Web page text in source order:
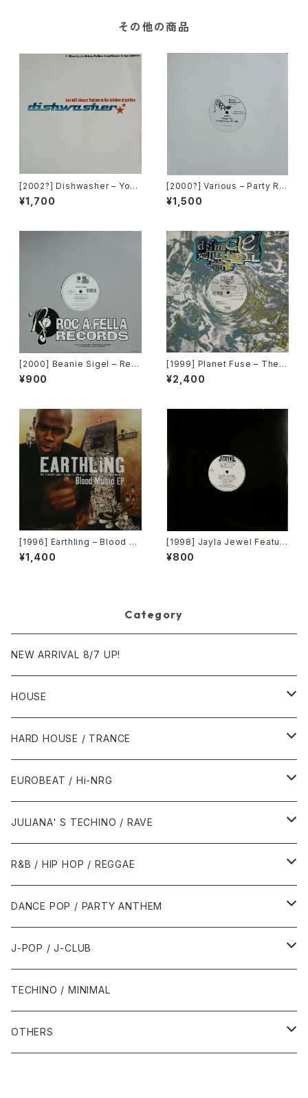
その他の商品
[2002?] Dishwasher – You
Will Always Find Me In The
Kitchen At Parties [Ka2 Mu
¥1,700
[2000?] Various – Party Re
mixers Volume 5 [OPR]
¥1,500
[2000] Beanie Sigel – Rem
ember Them Days / Raw &
Uncut [Roc-A-Fella Record
¥900
[1999] Planet Fuse – The R
eal Face [Dance Pollution]
¥2,400
[1996] Earthling – Blood M
usic EP [Cooltempo]
¥1,400
[1998] Jayla Jewel Featuri
ng Grand Puba – I Like Wh
at U Do To Me (Remix) [Str
¥800
Category
NEW ARRIVAL 8/7 UP!
HOUSE
1980年代
1987年・以前
1988年
1990年代
1990年
1991年
1995年
1996年
2000年代
2000年
2001年
2005年
2010年代
2010年
2011年
HARD HOUSE / TRANCE
1990年代
1994年・以前
1995年
1999年
2000年代
2000年
2001年
2005年
EUROBEAT / Hi-NRG
1980年代
1986年・以前
1987年
1990年代
1990年
1991年
2000年代
JULIANA' S TECHINO / RAVE
1990年代
1990年
1991年
2000年代
2000年
2001年
R&B / HIP HOP / REGGAE
1980年代
1985年・以前
1986年
1990年代
1990年
1991年
2000年代
2000年
DANCE POP / PARTY ANTHEM
1980年代
1988年・以前
1989年
1990年代
1990年
2000年代
J-POP / J-CLUB
1980年代
1990年代
TECHINO / MINIMAL
OTHERS